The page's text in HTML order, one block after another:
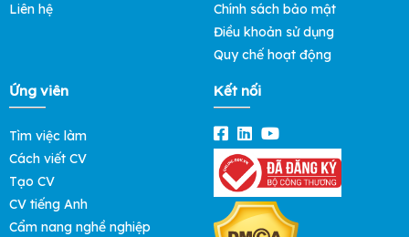
Liên hệ
Chính sách bảo mật
Điều khoản sử dụng
Quy chế hoạt động
Ứng viên
Tìm việc làm
Cách viết CV
Tạo CV
CV tiếng Anh
Cẩm nang nghề nghiệp
Kết nối